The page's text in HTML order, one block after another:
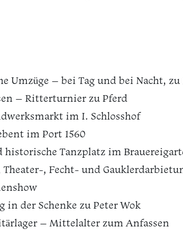
Umzüge – bei Tag und bei Nacht, zu
– Ritterturnier zu Pferd
im I. Schlosshof
im Port 1560
historische Tanzplatz im
Theater-, Fecht- und
in der Schenke zu Peter Wok
– Mittelalter zum Anfassen